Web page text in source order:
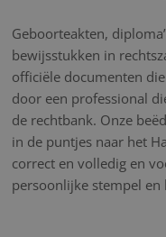
Geboorteakten,
bewijsstukken in
officiële documenten
door een professional
de rechtbank. Onze
in de puntjes naar het
correct en volledig en
persoonlijke stempel en